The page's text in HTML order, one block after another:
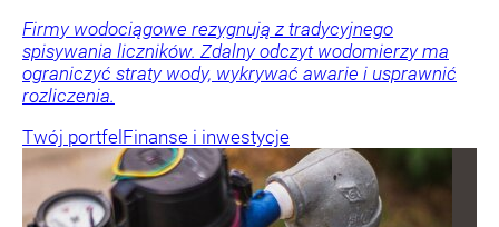
Firmy wodociągowe rezygnują z tradycyjnego
spisywania liczników. Zdalny odczyt wodomierzy ma
ograniczyć straty wody, wykrywać awarie i usprawnić
rozliczenia.
Twój portfelFinanse i inwestycje